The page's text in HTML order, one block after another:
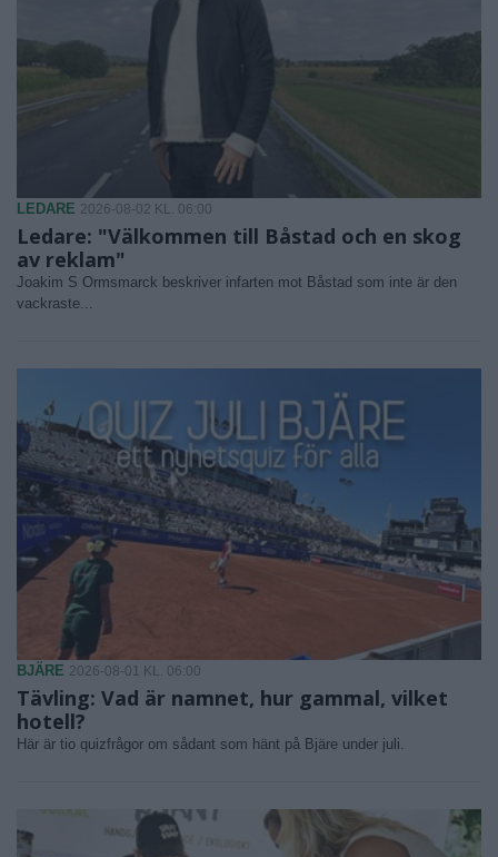
LEDARE 2026-08-02 KL. 06:00
Ledare: "Välkommen till Båstad och en skog
av reklam"
Joakim S Ormsmarck beskriver infarten mot Båstad som inte är den
vackraste...
BJÄRE 2026-08-01 KL. 06:00
Tävling: Vad är namnet, hur gammal, vilket
hotell?
Här är tio quizfrågor om sådant som hänt på Bjäre under juli.